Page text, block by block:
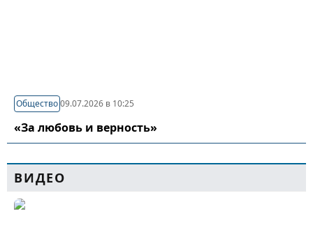
Общество09.07.2026 в 10:25
«За любовь и верность»
ВИДЕО